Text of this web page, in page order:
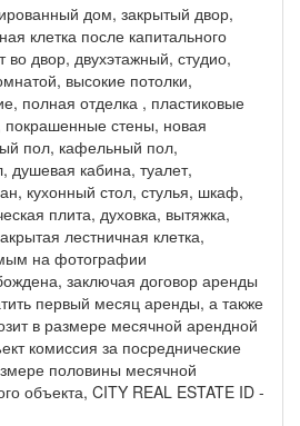
дом, закрытый двор,
клетка после капитального
во двор, двухэтажный, студио,
высокие потолки,
полная отделка , пластиковые
покрашенные стены, новая
пол, кафельный пол,
кабина, туалет,
кухонный стол, стулья, шкаф,
плита, духовка, вытяжка,
лестничная клетка,
на фотографии
заключая договор аренды
первый месяц аренды, а также
в размере месячной арендной
комиссия за посреднические
половины месячной
объекта, CITY REAL ESTATE ID -